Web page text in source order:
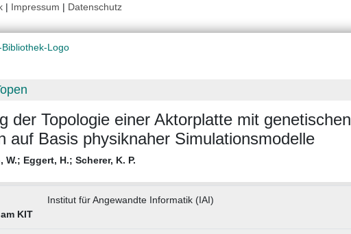
| Impressum | Datenschutz
der Topologie einer Aktorplatte mit genetischen
auf Basis physiknaher Simulationsmodelle
W.; Eggert, H.; Scherer, K. P.
KIT
Institut für Angewandte Informatik (IAI)